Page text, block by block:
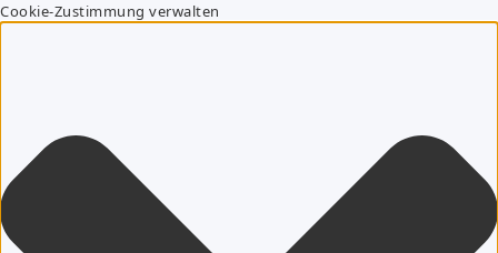
Cookie-Zustimmung verwalten